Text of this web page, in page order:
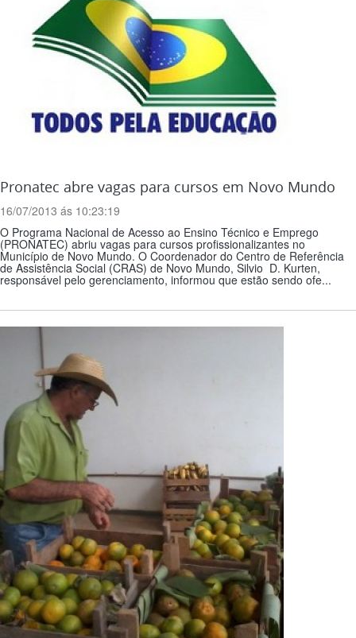
Pronatec abre vagas para cursos em Novo Mundo
16/07/2013 ás 10:23:19
O Programa Nacional de Acesso ao Ensino Técnico e Emprego
(PRONATEC) abriu vagas para cursos profissionalizantes no
Município de Novo Mundo. O Coordenador do Centro de Referência
de Assistência Social (CRAS) de Novo Mundo, Silvio D. Kurten,
responsável pelo gerenciamento, informou que estão sendo ofe...